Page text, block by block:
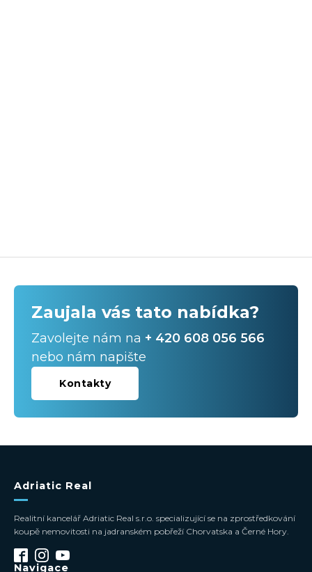
Zaujala vás tato nabídka?
Zavolejte nám na + 420 608 056 566
nebo nám napište
Kontakty
Adriatic Real
Realitní kancelář Adriatic Real s.r.o. specializující se na zprostředkování
koupě nemovitosti na jadranském pobřeží Chorvatska a Černé Hory.
Navigace